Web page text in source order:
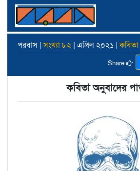
পরবাস |সংখ্যা ৮২ | এপ্রিল ২০২১ |কবিতা
Share
কবিতা অনুবাদের